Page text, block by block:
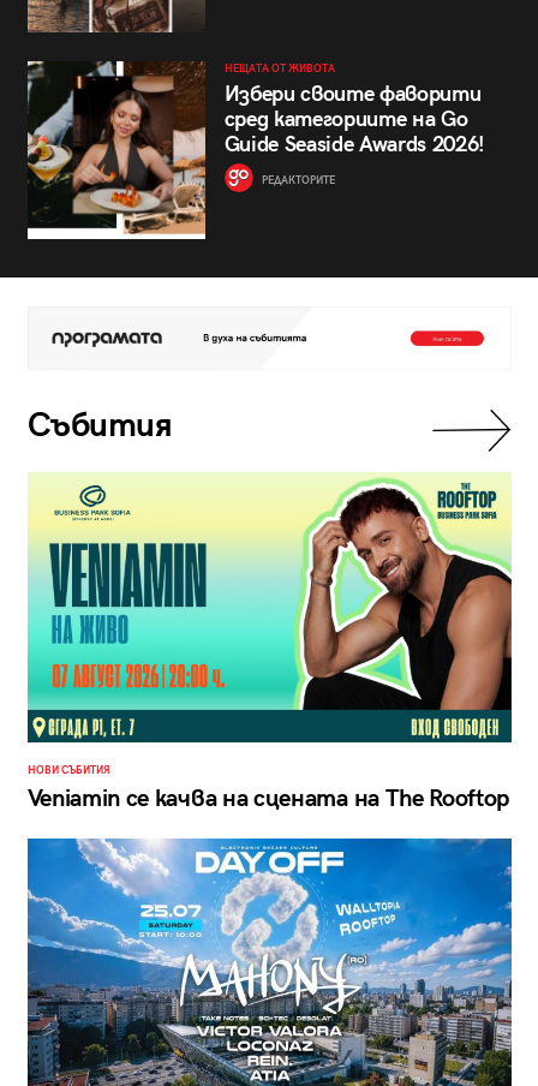
НЕЩАТА ОТ ЖИВОТА
Избери своите фаворити
сред категориите на Go
Guide Seaside Awards 2026!
РЕДАКТОРИТЕ
Събития
НОВИ СЪБИТИЯ
Veniamin се качва на сцената на The Rooftop